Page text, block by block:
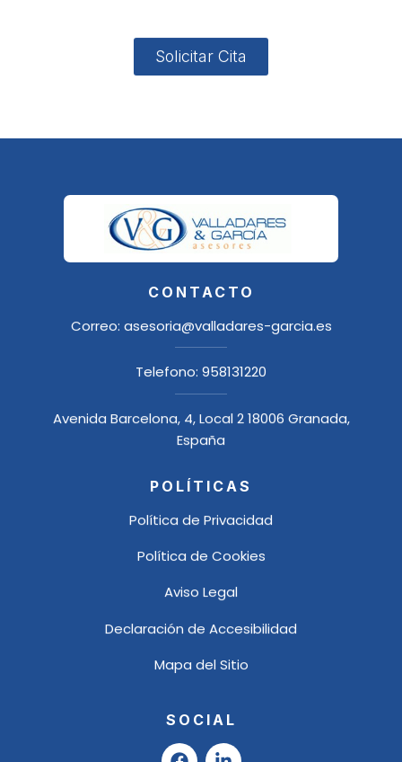
Solicitar Cita
CONTACTO
Correo: asesoria@valladares-garcia.es
Telefono: 958131220
Avenida Barcelona, 4, Local 2 18006 Granada,
España
POLÍTICAS
Política de Privacidad
Política de Cookies
Aviso Legal
Declaración de Accesibilidad
Mapa del Sitio
SOCIAL
F
L